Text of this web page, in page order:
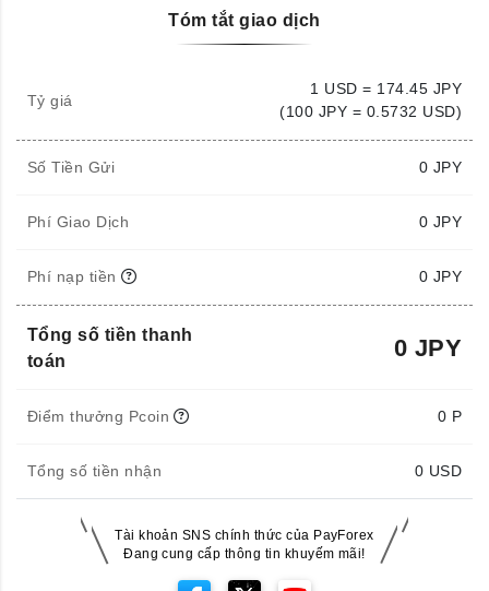
Tóm tắt giao dịch
Tỷ giá
1 USD = 174.45 JPY
(100 JPY = 0.5732 USD)
Số Tiền Gửi 0 JPY
Phí Giao Dịch 0 JPY
Phí nạp tiền 0 JPY
Tổng số tiền thanh
toán
0 JPY
Điểm thưởng Pcoin 0 P
Tổng số tiền nhận 0 USD
Tài khoản SNS chính thức của PayForex
Đang cung cấp thông tin khuyếm mãi!